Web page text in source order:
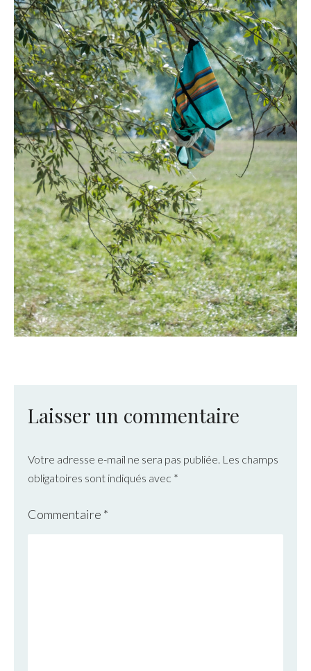
Laisser un commentaire
Votre adresse e-mail ne sera pas publiée. Les champs
obligatoires sont indiqués avec *
Commentaire *